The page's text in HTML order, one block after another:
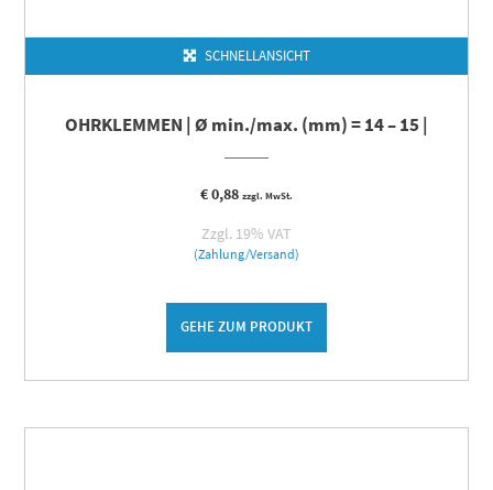
SCHNELLANSICHT
OHRKLEMMEN | Ø min./max. (mm) = 14 – 15 |
€0,88 zzgl. MwSt.
Zzgl. 19% VAT
(Zahlung/Versand)
GEHE ZUM PRODUKT